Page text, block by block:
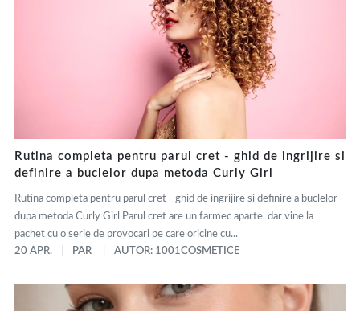
Rutina completa pentru parul cret - ghid de ingrijire si
definire a buclelor dupa metoda Curly Girl
Rutina completa pentru parul cret - ghid de ingrijire si definire a buclelor
dupa metoda Curly Girl Parul cret are un farmec aparte, dar vine la
pachet cu o serie de provocari pe care oricine cu...
20 APR.
PAR AUTOR: 1001COSMETICE